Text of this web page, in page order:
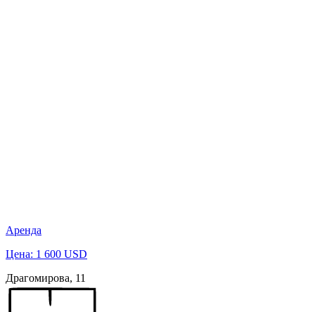
Аренда
Цена: 1 600 USD
Драгомирова, 11